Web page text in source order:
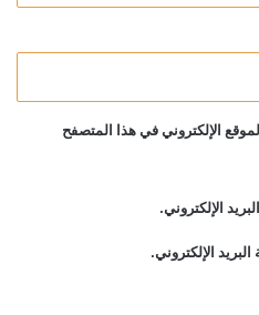
الإلكتروني في هذا المتصفح
الإلكتروني.
الإلكتروني.